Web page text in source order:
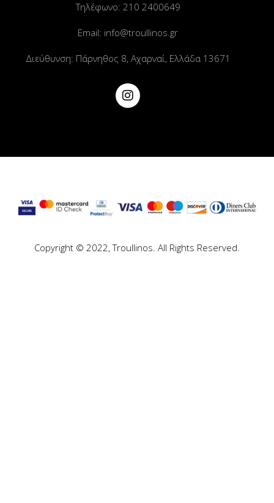
Τηλέφωνο: 210 2400649
Email: info@troullinos.gr
Διεύθυνση: Πάρνηθος 8, Αχαρναί, Ελλάδα 13671
Copyright © 2022, Troullinos. All Rights Reserved.